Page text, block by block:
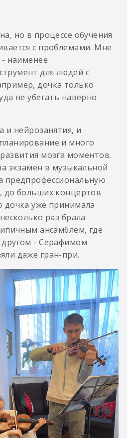
но в процессе обучения
с проблемами. Мне
- наименее
для людей с
дочка только
не убегать наверно
и нейрозанятия, и
и много
мозга моментов.
экзамен в музыкальной
предпрофессиональную
до больших концертов
дочка уже принимала
раз брала
ансамблем, где
- Серафимом
даже гран-при.